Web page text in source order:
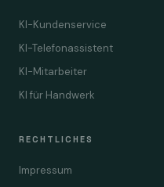
KI-Kundenservice
KI-Telefonassistent
KI-Mitarbeiter
KI für Handwerk
RECHTLICHES
Impressum